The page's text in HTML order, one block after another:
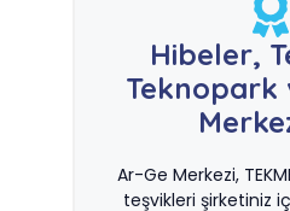
Hibeler,
Teknopark
Ar-Ge Merkezi,
teşvikleri şirketiniz